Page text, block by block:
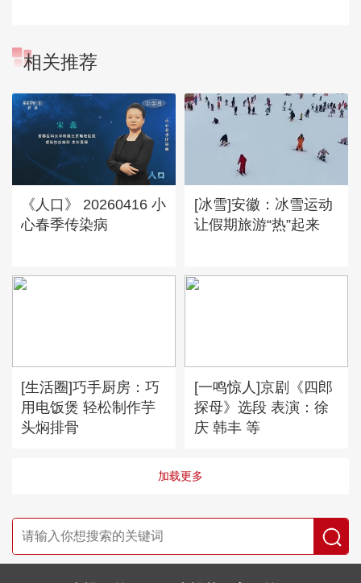
相关推荐
《人口》 20260416 小
心春季传染病
[冰雪]安徽：冰雪运动
让假期旅游“热”起来
[生活圈]巧手厨房：巧
用电饭煲 轻松制作芋
头焖排骨
[一鸣惊人]京剧《四郎
探母》选段 表演：徐
庆 韩丰 等
加载更多